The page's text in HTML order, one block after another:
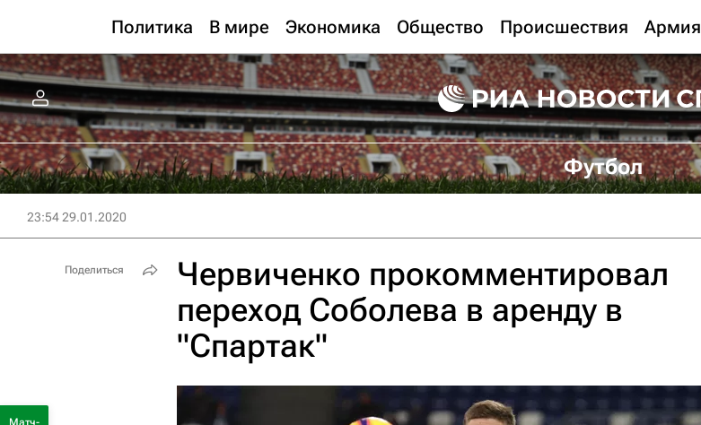
Политика В мире Экономика Общество Происшествия Армия
Футбол
23:54 29.01.2020
Червиченко прокомментировал
переход Соболева в аренду в
"Спартак"
Поделиться
Матч-